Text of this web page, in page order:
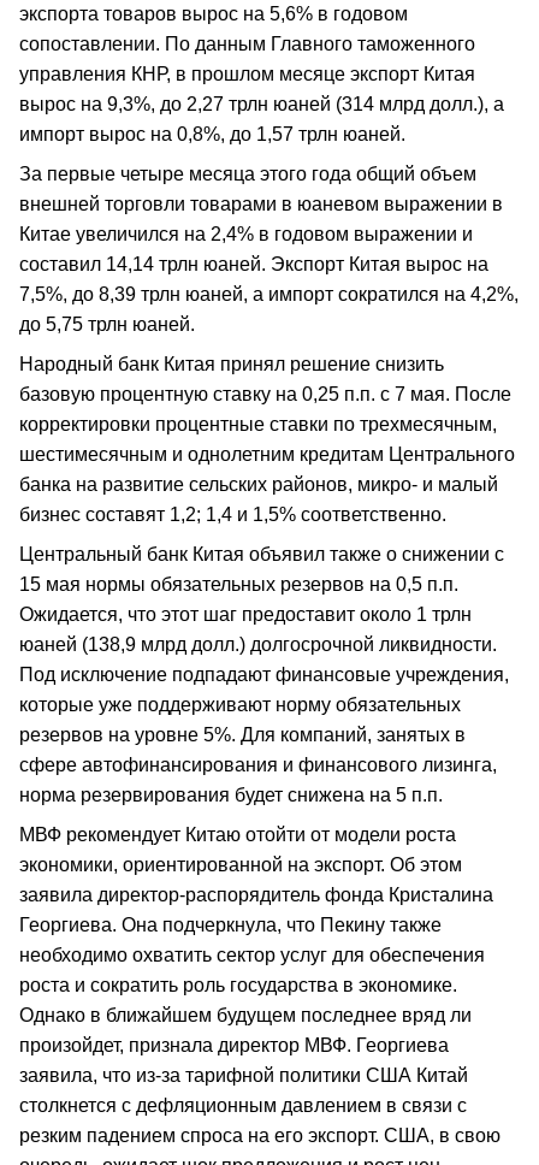
экспорта товаров вырос на 5,6% в годовом
сопоставлении. По данным Главного таможенного
управления КНР, в прошлом месяце экспорт Китая
вырос на 9,3%, до 2,27 трлн юаней (314 млрд долл.), а
импорт вырос на 0,8%, до 1,57 трлн юаней.
За первые четыре месяца этого года общий объем
внешней торговли товарами в юаневом выражении в
Китае увеличился на 2,4% в годовом выражении и
составил 14,14 трлн юаней. Экспорт Китая вырос на
7,5%, до 8,39 трлн юаней, а импорт сократился на 4,2%,
до 5,75 трлн юаней.
Народный банк Китая принял решение снизить
базовую процентную ставку на 0,25 п.п. с 7 мая. После
корректировки процентные ставки по трехмесячным,
шестимесячным и однолетним кредитам Центрального
банка на развитие сельских районов, микро- и малый
бизнес составят 1,2; 1,4 и 1,5% соответственно.
Центральный банк Китая объявил также о снижении с
15 мая нормы обязательных резервов на 0,5 п.п.
Ожидается, что этот шаг предоставит около 1 трлн
юаней (138,9 млрд долл.) долгосрочной ликвидности.
Под исключение подпадают финансовые учреждения,
которые уже поддерживают норму обязательных
резервов на уровне 5%. Для компаний, занятых в
сфере автофинансирования и финансового лизинга,
норма резервирования будет снижена на 5 п.п.
МВФ рекомендует Китаю отойти от модели роста
экономики, ориентированной на экспорт. Об этом
заявила директор-распорядитель фонда Кристалина
Георгиева. Она подчеркнула, что Пекину также
необходимо охватить сектор услуг для обеспечения
роста и сократить роль государства в экономике.
Однако в ближайшем будущем последнее вряд ли
произойдет, признала директор МВФ. Георгиева
заявила, что из-за тарифной политики США Китай
столкнется с дефляционным давлением в связи с
резким падением спроса на его экспорт. США, в свою